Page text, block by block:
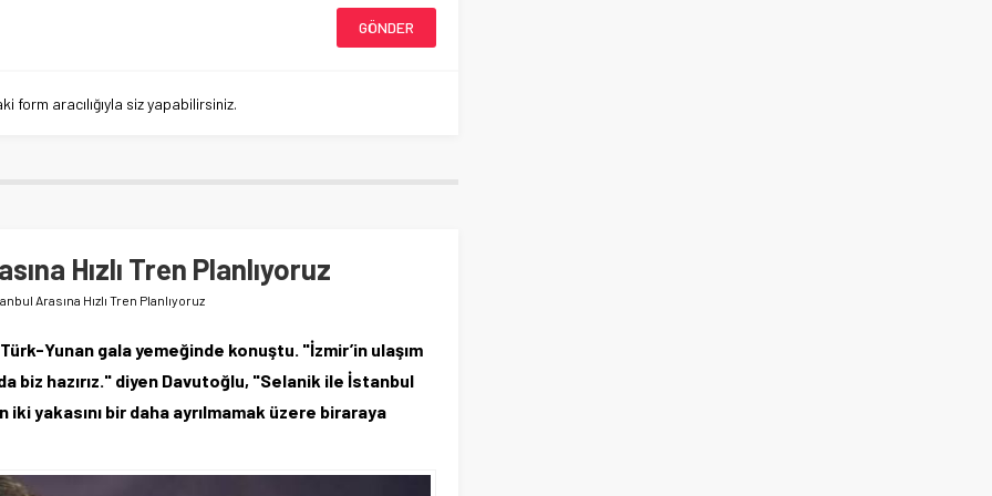
form aracılığıyla siz yapabilirsiniz.
Hızlı Tren Planlıyoruz
Arasına Hızlı Tren Planlıyoruz
Yunan gala yemeğinde konuştu. "İzmir’in ulaşım
biz hazırız." diyen Davutoğlu, "Selanik ile İstanbul
iki yakasını bir daha ayrılmamak üzere biraraya